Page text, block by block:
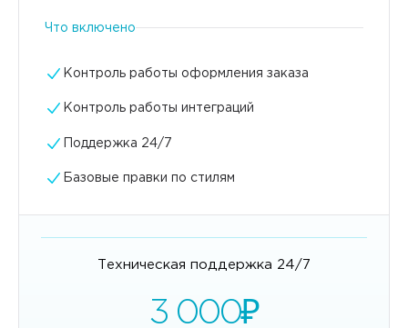
Что включено
Контроль работы оформления заказа
Контроль работы интеграций
Поддержка 24/7
Базовые правки по стилям
Техническая поддержка 24/7
3 000₽